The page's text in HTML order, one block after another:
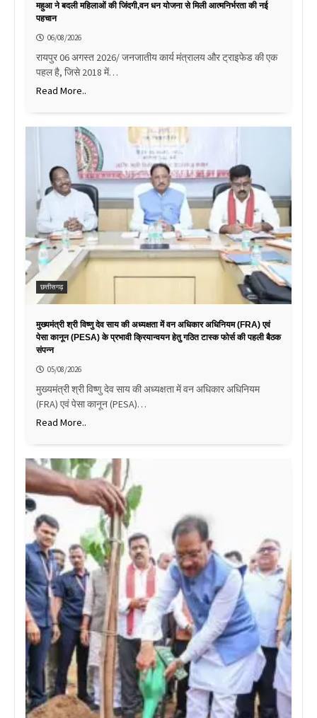
महुआ ने बदली महिलाओं की जिंदगी,वन धन योजना से मिली आत्मनिर्भरता की नई
पहचान
06/08/2026
रायपुर 06 अगस्त 2026/ जनजातीय कार्य मंत्रालय और ट्राइफेड की एक
पहल है, जिसे 2018 में…
Read More..
छत्तीसगढ़
मुख्यमंत्री श्री विष्णु देव साय की अध्यक्षता में वन अधिकार अधिनियम (FRA) एवं
पेसा कानून (PESA) के प्रभावी क्रियान्वयन हेतु गठित टास्क फोर्स की पहली बैठक
संपन्न
05/08/2026
मुख्यमंत्री श्री विष्णु देव साय की अध्यक्षता में वन अधिकार अधिनियम
(FRA) एवं पेसा कानून (PESA)…
Read More..